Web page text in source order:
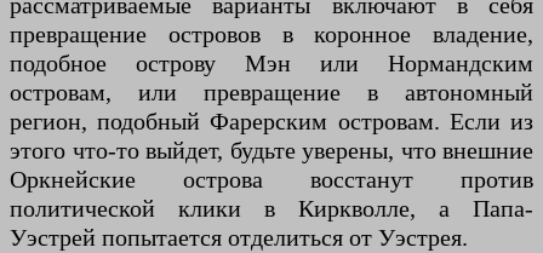
превращение островов в коронное владение,
подобное острову Мэн или Нормандским
островам, или превращение в автономный
регион, подобный Фарерским островам. Если из
этого что-то выйдет, будьте уверены, что внешние
Оркнейские острова восстанут против
политической клики в Киркволле, а Папа-
Уэстрей попытается отделиться от Уэстрея.